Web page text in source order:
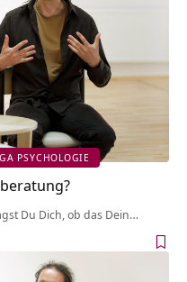
PSYCHOLOGIE
Du Dich, ob das Dein…